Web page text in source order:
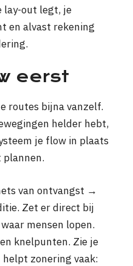
lay-out legt, je
en alvast rekening
eerst
routes bijna vanzelf.
helder hebt,
je flow in plaats
plannen.
van ontvangst →
Zet er direct bij
mensen lopen.
knelpunten. Zie je
zonering vaak: